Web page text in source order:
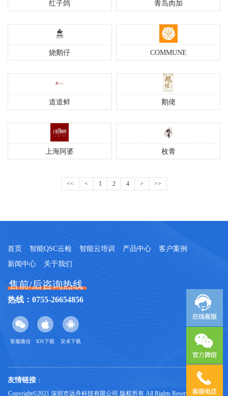
红子鸽 青岛肉加
烧鹅仔 COMMUNE
道道鲜 鹅佬
上海阿婆 枚青
<< < 1 2 4 > >>
首页 智能QSC云检 智能云培训 产品中心
客户案例
新闻中心
关于我们
售前/后咨询热线
热线：0755-26654856
客服微信 IOS下载 安卓下载
友情链接 ：
Copyright©2021 深圳市远舟科技有限公司 版权所有 All Rights Reserved 鄂ICP备